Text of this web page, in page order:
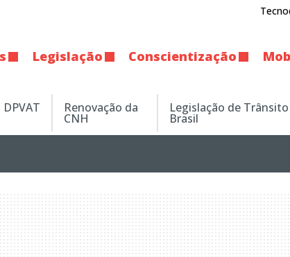
Legislação Conscientização
DPVAT Renovação da
CNH
Legislação de
Brasil